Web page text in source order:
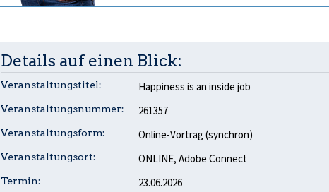
Details auf einen Blick:
Veranstaltungstitel: Happiness is an inside job
Veranstaltungsnummer: 261357
Veranstaltungsform: Online-Vortrag (synchron)
Veranstaltungsort: ONLINE, Adobe Connect
Termin: 23.06.2026